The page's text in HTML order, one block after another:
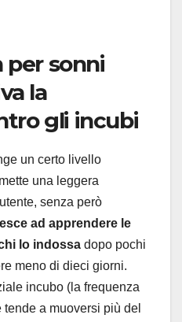
sonni
la
gli incubi
un certo livello
una leggera
senza però
ad apprendere le
lo indossa dopo pochi
meno di dieci giorni.
incubo (la frequenza
tende a muoversi più del